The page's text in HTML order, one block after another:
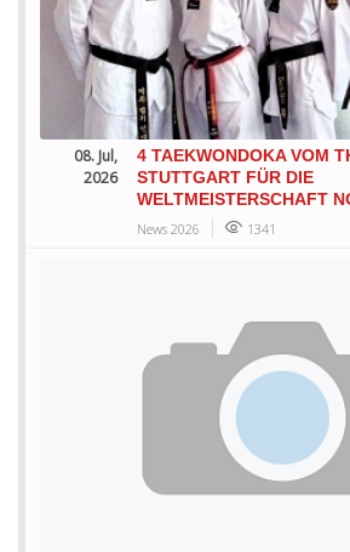
08. Jul,
2026
4 TAEKWONDOKA VOM
STUTTGART FÜR DIE
WELTMEISTERSCHAFT
News 2026 1341